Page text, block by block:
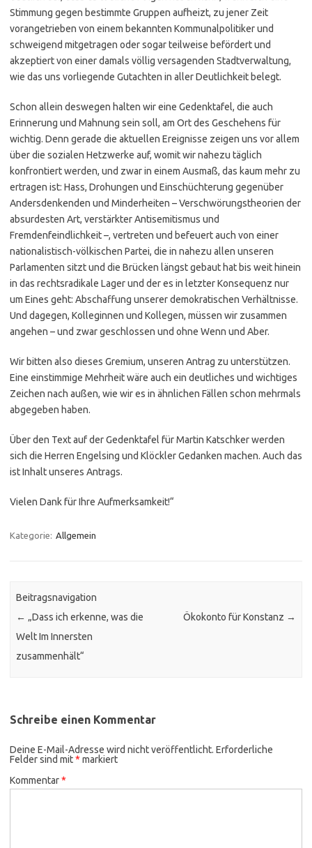
Stimmung gegen bestimmte Gruppen aufheizt, zu jener Zeit
vorangetrieben von einem bekannten Kommunalpolitiker und
schweigend mitgetragen oder sogar teilweise befördert und
akzeptiert von einer damals völlig versagenden Stadtverwaltung,
wie das uns vorliegende Gutachten in aller Deutlichkeit belegt.
Schon allein deswegen halten wir eine Gedenktafel, die auch
Erinnerung und Mahnung sein soll, am Ort des Geschehens für
wichtig. Denn gerade die aktuellen Ereignisse zeigen uns vor allem
über die sozialen Hetzwerke auf, womit wir nahezu täglich
konfrontiert werden, und zwar in einem Ausmaß, das kaum mehr zu
ertragen ist: Hass, Drohungen und Einschüchterung gegenüber
Andersdenkenden und Minderheiten – Verschwörungstheorien der
absurdesten Art, verstärkter Antisemitismus und
Fremdenfeindlichkeit –, vertreten und befeuert auch von einer
nationalistisch-völkischen Partei, die in nahezu allen unseren
Parlamenten sitzt und die Brücken längst gebaut hat bis weit hinein
in das rechtsradikale Lager und der es in letzter Konsequenz nur
um Eines geht: Abschaffung unserer demokratischen Verhältnisse.
Und dagegen, Kolleginnen und Kollegen, müssen wir zusammen
angehen – und zwar geschlossen und ohne Wenn und Aber.
Wir bitten also dieses Gremium, unseren Antrag zu unterstützen.
Eine einstimmige Mehrheit wäre auch ein deutliches und wichtiges
Zeichen nach außen, wie wir es in ähnlichen Fällen schon mehrmals
abgegeben haben.
Über den Text auf der Gedenktafel für Martin Katschker werden
sich die Herren Engelsing und Klöckler Gedanken machen. Auch das
ist Inhalt unseres Antrags.
Vielen Dank für Ihre Aufmerksamkeit!“
Kategorie: Allgemein
Beitragsnavigation
← „Dass ich erkenne, was die
Welt Im Innersten
zusammenhält“
Ökokonto für Konstanz →
Schreibe einen Kommentar
Deine E-Mail-Adresse wird nicht veröffentlicht. Erforderliche
Felder sind mit* markiert
Kommentar*